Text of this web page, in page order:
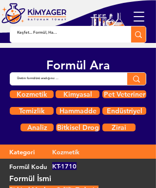
Formül Ara
Kozmetik Kimyasal
Pet Veteriner
Temizlik
Hammadde
Endüstriyel
Analiz
Bitkisel Drog Zirai
Kategori
Kozmetik
Formül Kodu
KT-1710
Formül İsmi